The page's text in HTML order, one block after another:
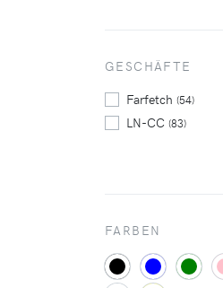
Vetements(5)
GESCHÄFTE
Farfetch (54)
LN-CC (83)
FARBEN